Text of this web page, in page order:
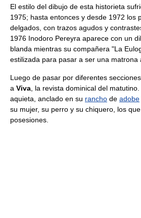
El estilo del dibujo de esta historieta
1975; hasta entonces y desde 1972 los
delgados, con trazos agudos y
1976 Inodoro Pereyra aparece con un
blanda mientras su compañera "La
estilizada para pasar a ser una matrona
Luego de pasar por diferentes
a Viva , la revista dominical del
aquieta, anclado en su rancho de adobe
su mujer, su perro y su chiquero, los
posesiones.